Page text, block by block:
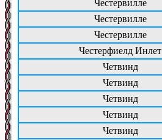
Честервилле
Честервилле
Честервилле
Честерфиелд Инлет
Четвинд
Четвинд
Четвинд
Четвинд
Четвинд